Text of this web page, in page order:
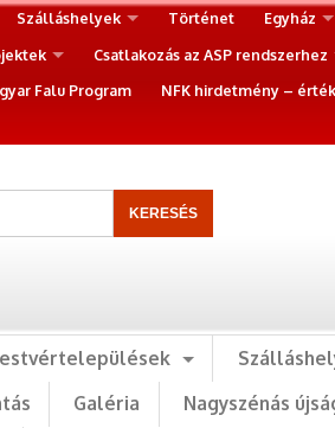
Szálláshelyek Történet Egyház
Csatlakozás az ASP rendszerhez
Falu Program NFK hirdetmény –
Galéria Nagyszénás